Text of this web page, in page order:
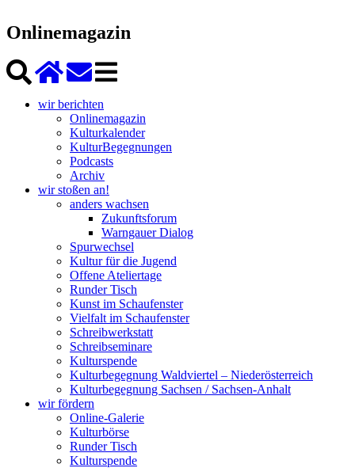
Onlinemagazin
wir berichten
Onlinemagazin
Kulturkalender
KulturBegegnungen
Podcasts
Archiv
wir stoßen an!
anders wachsen
Zukunftsforum
Warngauer Dialog
Spurwechsel
Kultur für die Jugend
Offene Ateliertage
Runder Tisch
Kunst im Schaufenster
Vielfalt im Schaufenster
Schreibwerkstatt
Schreibseminare
Kulturspende
Kulturbegegnung Waldviertel – Niederösterreich
Kulturbegegnung Sachsen / Sachsen-Anhalt
wir fördern
Online-Galerie
Kulturbörse
Runder Tisch
Kulturspende